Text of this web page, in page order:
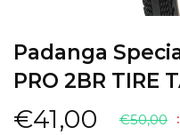
Padanga
PRO 2BR TIRE
€41,00 €50,00 :